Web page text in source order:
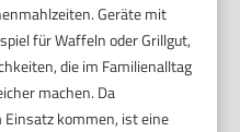
Geräte mit
für Waffeln oder Grillgut,
die im Familienalltag
machen. Da
kommen, ist eine